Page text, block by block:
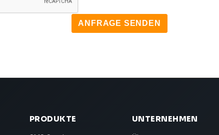
ANFRAGE SENDEN
PRODUKTE UNTERNEHMEN